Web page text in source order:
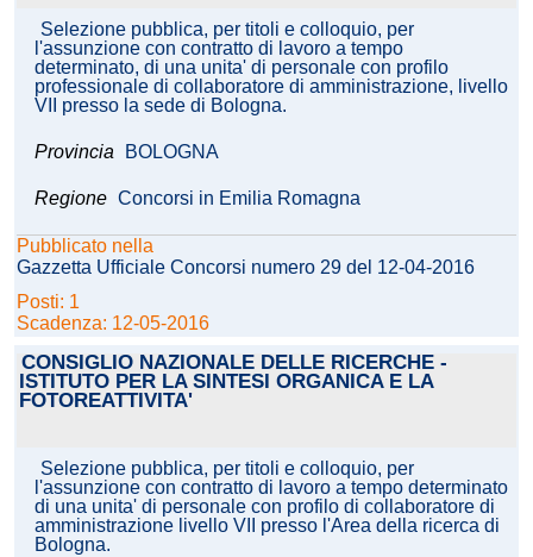
Selezione pubblica, per titoli e colloquio, per
l'assunzione con contratto di lavoro a tempo
determinato, di una unita' di personale con profilo
professionale di collaboratore di amministrazione, livello
VII presso la sede di Bologna.
Provincia BOLOGNA
Regione Concorsi in Emilia Romagna
Pubblicato nella
Gazzetta Ufficiale Concorsi numero 29 del 12-04-2016
Posti: 1
Scadenza: 12-05-2016
CONSIGLIO NAZIONALE DELLE RICERCHE -
ISTITUTO PER LA SINTESI ORGANICA E LA
FOTOREATTIVITA'
Selezione pubblica, per titoli e colloquio, per
l'assunzione con contratto di lavoro a tempo determinato
di una unita' di personale con profilo di collaboratore di
amministrazione livello VII presso l'Area della ricerca di
Bologna.